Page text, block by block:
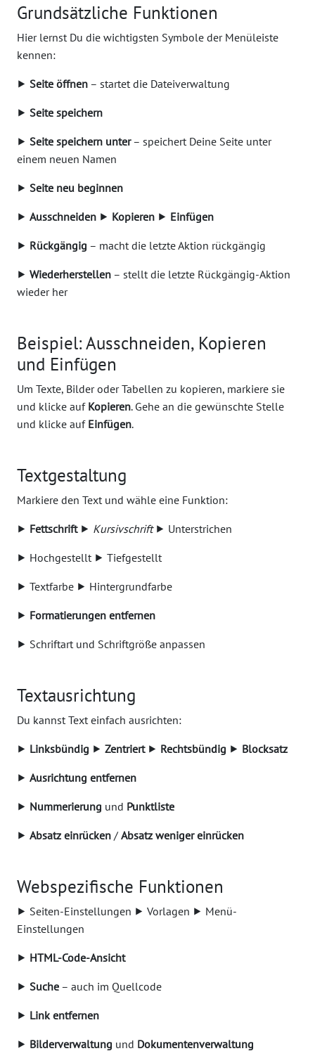
Grundsätzliche Funktionen
Hier lernst Du die wichtigsten Symbole der Menüleiste
kennen:
⯈ Seite öffnen – startet die Dateiverwaltung
⯈ Seite speichern
⯈ Seite speichern unter– speichert Deine Seite unter
einem neuen Namen
⯈ Seite neu beginnen
⯈ Ausschneiden ⯈ Kopieren ⯈ Einfügen
⯈ Rückgängig – macht die letzte Aktion rückgängig
⯈ Wiederherstellen – stellt die letzte Rückgängig-Aktion
wieder her
Beispiel: Ausschneiden, Kopieren
und Einfügen
Um Texte, Bilder oder Tabellen zu kopieren, markiere sie
und klicke auf Kopieren. Gehe an die gewünschte Stelle
und klicke auf Einfügen.
Textgestaltung
Markiere den Text und wähle eine Funktion:
⯈ Fettschrift⯈ Kursivschrift⯈ Unterstrichen
⯈ Hochgestellt ⯈ Tiefgestellt
⯈ Textfarbe ⯈ Hintergrundfarbe
⯈ Formatierungen entfernen
⯈ Schriftart und Schriftgröße anpassen
Textausrichtung
Du kannst Text einfach ausrichten:
⯈ Linksbündig ⯈ Zentriert⯈ Rechtsbündig ⯈ Blocksatz
⯈ Ausrichtung entfernen
⯈ Nummerierung und Punktliste
⯈ Absatz einrücken / Absatz weniger einrücken
Webspezifische Funktionen
⯈ Seiten-Einstellungen ⯈ Vorlagen ⯈ Menü-
Einstellungen
⯈ HTML-Code-Ansicht
⯈ Suche – auch im Quellcode
⯈ Link entfernen
⯈ Bilderverwaltung und Dokumentenverwaltung